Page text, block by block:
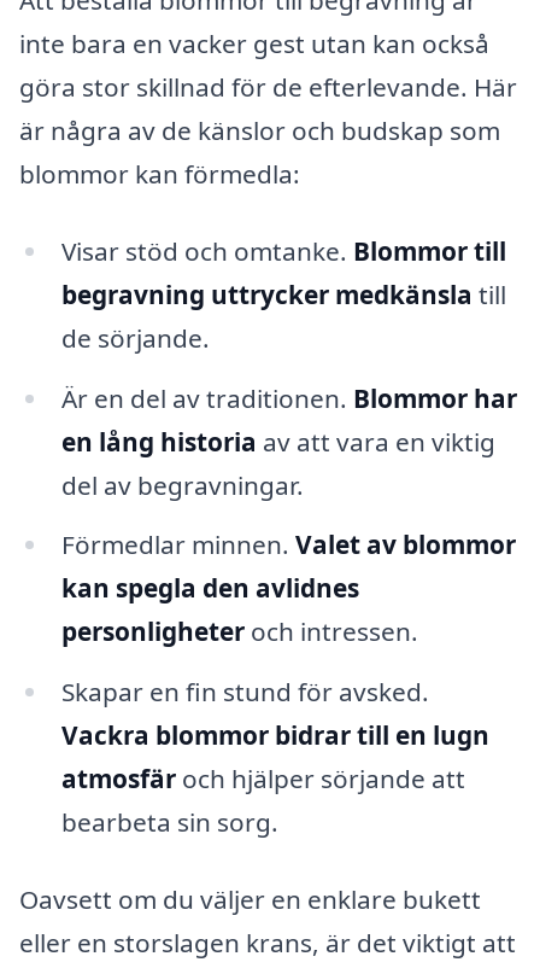
inte bara en vacker gest utan kan också
göra stor skillnad för de efterlevande. Här
är några av de känslor och budskap som
blommor kan förmedla:
Visar stöd och omtanke. Blommor till
begravning uttrycker medkänsla till
de sörjande.
Är en del av traditionen. Blommor har
en lång historia av att vara en viktig
del av begravningar.
Förmedlar minnen. Valet av blommor
kan spegla den avlidnes
personligheteroch intressen.
Skapar en fin stund för avsked.
Vackra blommor bidrar till en lugn
atmosfäroch hjälper sörjande att
bearbeta sin sorg.
Oavsett om du väljer en enklare bukett
eller en storslagen krans, är det viktigt att